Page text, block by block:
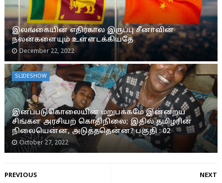
இலங்கையின் எதிர்கால இருப்பு சீனாவின்
நலன்களையும் உள்ளடக்கியதே
December 22, 2022
SLIDESHOW
இனப்படுகொலையின் மறுபக்கமே இன்றைய
சிங்கள அரசியற் கொதிநிலை; இதில் தமிழரின்
நிலையென்ன, அடுத்ததென்ன? பகுதி : 02
October 27, 2022
NEXT
PREVIOUS